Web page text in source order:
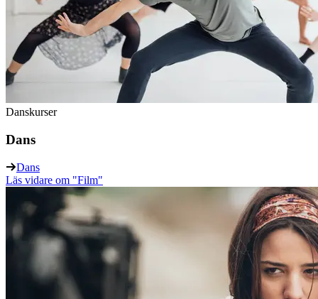
Danskurser
Dans
Dans
Läs vidare om "Film"